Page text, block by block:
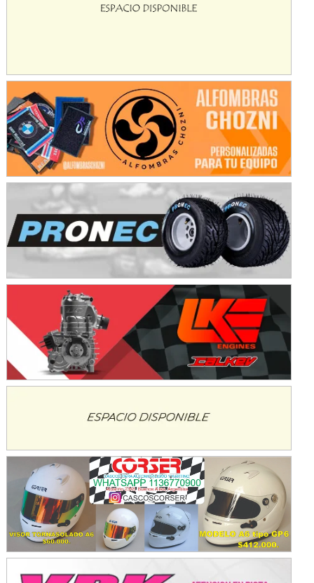
ENTRERRIANO - F6 (POSTERGADA)
Parque de la Velocidad (Asfalto)
Villaguay (Entre Ríos)
VICTORIENSE - F7
El Cerro (Tierra)
Victoria (Entre Ríos)
PATAGONICO - F6
Moto Club Reginense (Tierra)
Gral. E. Godoy (Río Negro)
CSK - F7
Juventud Unida (Tierra)
NORESTE SANTAFESINO - F6
Ciudad de Avellaneda (Asfalto)
Avellaneda (Santa Fe)
SUR SANTAFESINO - F4
José Samuel Sánchez (Tierra)
Rufino (Santa Fe)
Juan Navarro (Asfalto)